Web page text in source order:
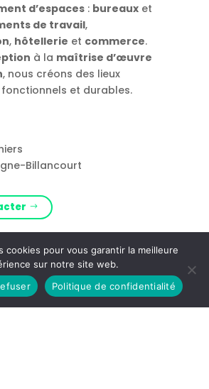
d’espaces : bureaux et
de travail,
, hôtellerie et commerce.
à la maîtrise d’œuvre
, nous créons des lieux
et durables.
Billancourt
!
cookies pour vous garantir la meilleure
sur notre site web.
Politique de confidentialité